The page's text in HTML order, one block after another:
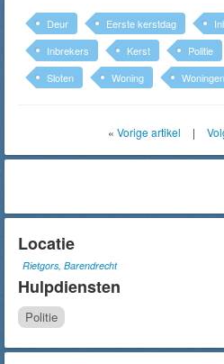
Deur Eerste kerstdag
Inbrekers
Kerst Politie
Sloten
Woning Woningen
« Vorige artikel |
Locatie
Rietgors, Barendrecht
Hulpdiensten
Politie